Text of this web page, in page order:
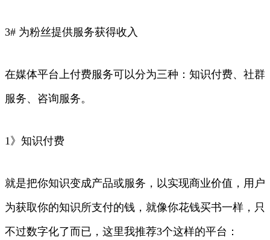
3# 为粉丝提供服务获得收入
在媒体平台上付费服务可以分为三种：知识付费、社群
服务、咨询服务。
1》知识付费
就是把你知识变成产品或服务，以实现商业价值，用户
为获取你的知识所支付的钱，就像你花钱买书一样，只
不过数字化了而已，这里我推荐3个这样的平台：